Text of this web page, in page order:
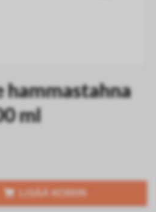
hammastahna
ml
LISÄÄ KORIIN